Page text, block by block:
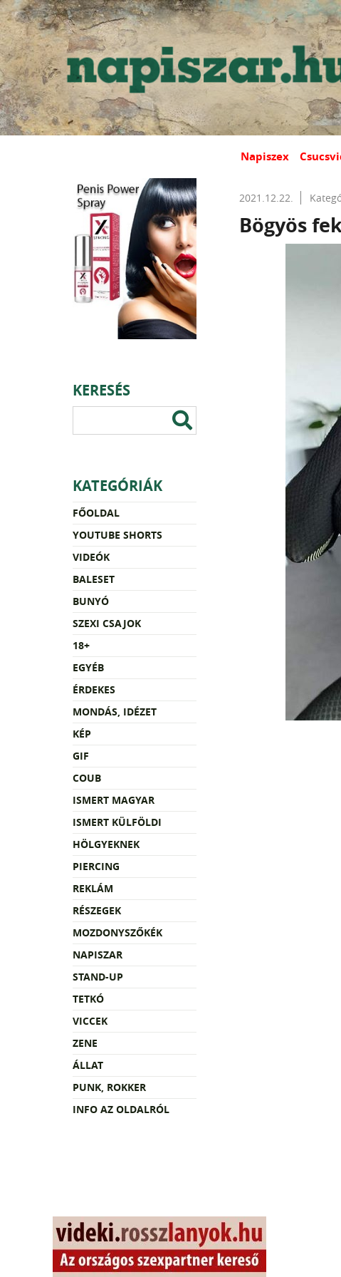
Napiszex
KERESÉS
KATEGÓRIÁK
FŐOLDAL
YOUTUBE SHORTS
VIDEÓK
BALESET
BUNYÓ
SZEXI CSAJOK
18+
EGYÉB
ÉRDEKES
MONDÁS, IDÉZET
KÉP
GIF
COUB
ISMERT MAGYAR
ISMERT KÜLFÖLDI
HÖLGYEKNEK
PIERCING
REKLÁM
RÉSZEGEK
MOZDONYSZŐKÉK
NAPISZAR
STAND-UP
TETKÓ
VICCEK
ZENE
ÁLLAT
PUNK, ROKKER
INFO AZ OLDALRÓL
2021.12.22.
Bögyös